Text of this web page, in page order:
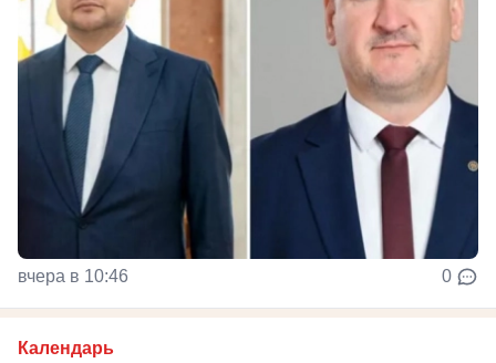
вчера в 10:46 0
Календарь